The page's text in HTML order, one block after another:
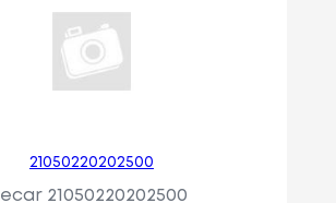
21050220202500
lecar 21050220202500